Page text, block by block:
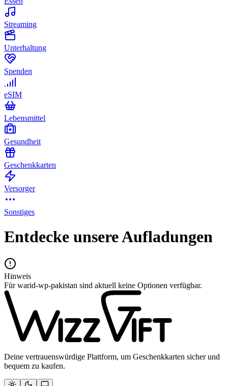
Streaming
Unterhaltung
Spenden
eSIM
Lebensmittel
Gesundheit
Geschenkkarten
Versorger
Sonstiges
Entdecke unsere Aufladungen
Hinweis
Für warid-wp-pakistan sind aktuell keine Optionen verfügbar.
Deine vertrauenswürdige Plattform, um Geschenkkarten sicher und
bequem zu kaufen.